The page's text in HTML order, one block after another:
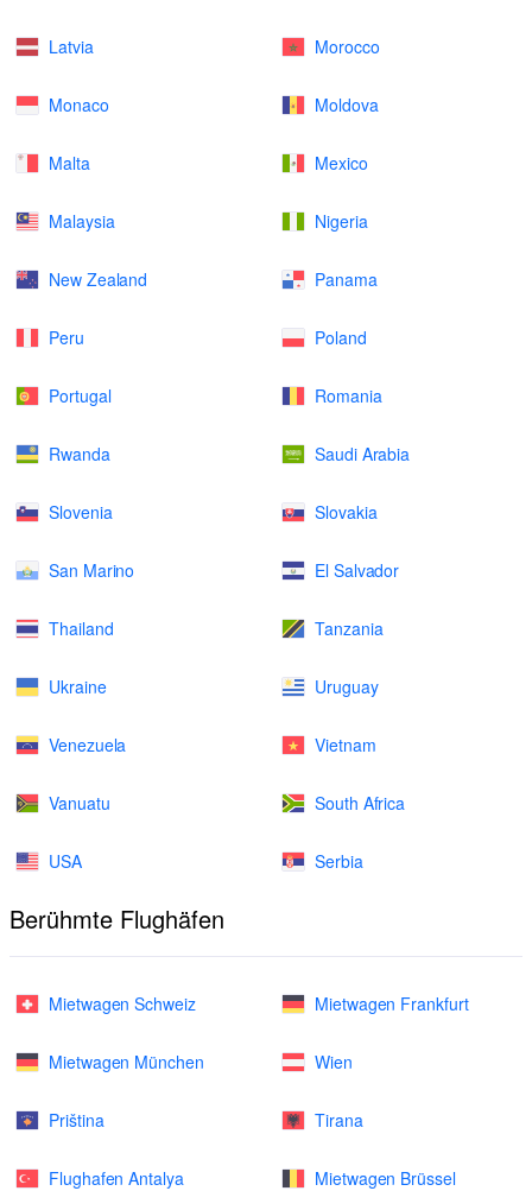
Latvia Morocco
Monaco Moldova
Malta Mexico
Malaysia Nigeria
New Zealand Panama
Peru Poland
Portugal Romania
Rwanda Saudi Arabia
Slovenia Slovakia
San Marino El Salvador
Thailand Tanzania
Ukraine Uruguay
Venezuela Vietnam
Vanuatu South Africa
USA Serbia
Berühmte Flughäfen
Mietwagen Schweiz Mietwagen Frankfurt
Mietwagen München Wien
Priština Tirana
Flughafen Antalya Mietwagen Brüssel